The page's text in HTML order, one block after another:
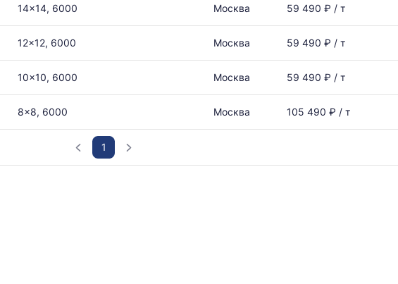
14x14, 6000 Москва 59 490 ₽ / т
12x12, 6000 Москва 59 490 ₽ / т
10x10, 6000 Москва 59 490 ₽ / т
8x8, 6000 Москва 105 490 ₽ / т
1